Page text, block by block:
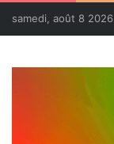
samedi, août 8 2026